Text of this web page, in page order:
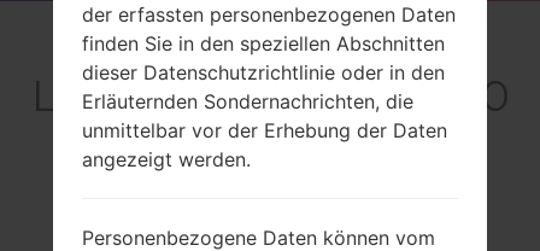
Rückblick
LGX540ZMW(LMX540
ZMW) akaLG K50S
der erfassten personenbezogenen Daten
finden Sie in den speziellen Abschnitten
dieser Datenschutzrichtlinie oder in den
Erläuternden Sondernachrichten, die
unmittelbar vor der Erhebung der Daten
angezeigt werden.
Personenbezogene Daten können vom